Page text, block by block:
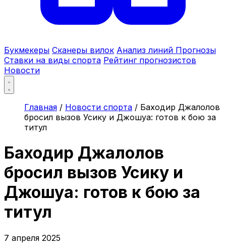
Букмекеры Сканеры вилок Анализ линий Прогнозы
Ставки на виды спорта Рейтинг прогнозистов
Новости
Главная / Новости спорта / Баходир Джалолов
бросил вызов Усику и Джошуа: готов к бою за
титул
Баходир Джалолов
бросил вызов Усику и
Джошуа: готов к бою за
титул
7 апреля 2025